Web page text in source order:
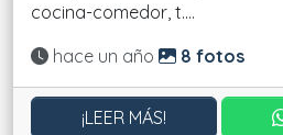
cocina-comedor, t....
Actualizado:
hace un año 8 fotos
¡LEER MÁS!